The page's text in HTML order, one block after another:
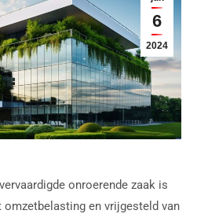
6
2024
onroerende zaak is
en vrijgesteld van